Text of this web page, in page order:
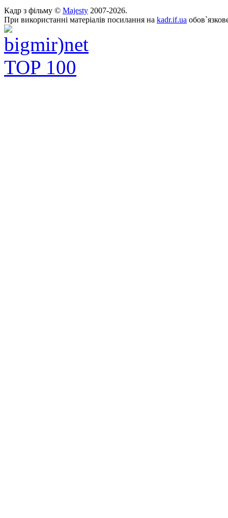
Кадр з фільму © Majesty 2007-2026.
При використанні матеріалів посилання на kadr.if.ua